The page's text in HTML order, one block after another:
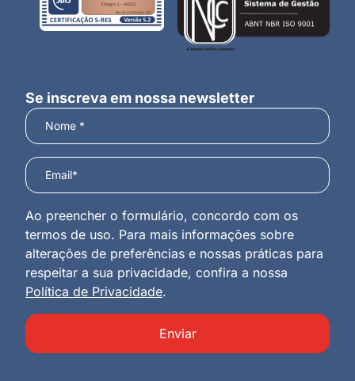
Se inscreva em nossa newsletter
Ao preencher o formulário, concordo com os
termos de uso. Para mais informações sobre
alterações de preferências e nossas práticas para
respeitar a sua privacidade, confira a nossa
Política de Privacidade.
Enviar